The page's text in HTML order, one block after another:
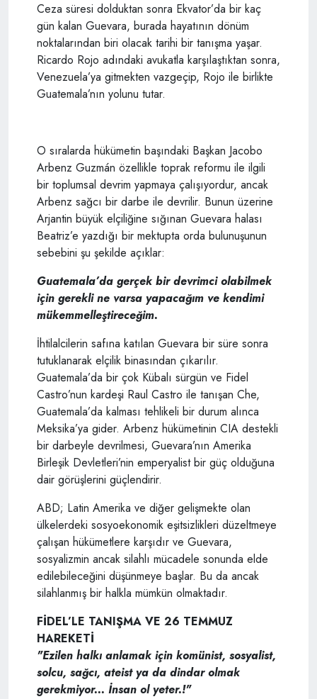
Ceza süresi dolduktan sonra Ekvator’da bir kaç
gün kalan Guevara, burada hayatının dönüm
noktalarından biri olacak tarihi bir tanışma yaşar.
Ricardo Rojo adındaki avukatla karşılaştıktan sonra,
Venezuela’ya gitmekten vazgeçip, Rojo ile birlikte
Guatemala’nın yolunu tutar.
O sıralarda hükümetin başındaki Başkan Jacobo
Arbenz Guzmán özellikle toprak reformu ile ilgili
bir toplumsal devrim yapmaya çalışıyordur, ancak
Arbenz sağcı bir darbe ile devrilir. Bunun üzerine
Arjantin büyük elçiliğine sığınan Guevara halası
Beatriz’e yazdığı bir mektupta orda bulunuşunun
sebebini şu şekilde açıklar:
Guatemala’da gerçek bir devrimci olabilmek
için gerekli ne varsa yapacağım ve kendimi
mükemmelleştireceğim.
İhtilalcilerin safına katılan Guevara bir süre sonra
tutuklanarak elçilik binasından çıkarılır.
Guatemala’da bir çok Kübalı sürgün ve Fidel
Castro’nun kardeşi Raul Castro ile tanışan Che,
Guatemala’da kalması tehlikeli bir durum alınca
Meksika’ya gider. Arbenz hükümetinin CIA destekli
bir darbeyle devrilmesi, Guevara’nın Amerika
Birleşik Devletleri’nin emperyalist bir güç olduğuna
dair görüşlerini güçlendirir.
ABD; Latin Amerika ve diğer gelişmekte olan
ülkelerdeki sosyoekonomik eşitsizlikleri düzeltmeye
çalışan hükümetlere karşıdır ve Guevara,
sosyalizmin ancak silahlı mücadele sonunda elde
edilebileceğini düşünmeye başlar. Bu da ancak
silahlanmış bir halkla mümkün olmaktadır.
FİDEL’LE TANIŞMA VE 26 TEMMUZ
HAREKETİ
"Ezilen halkı anlamak için komünist, sosyalist,
solcu, sağcı, ateist ya da dindar olmak
gerekmiyor... İnsan ol yeter.!"